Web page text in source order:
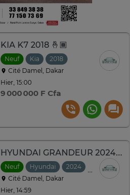
KIA K7 2018 🤞🏾
Neuf Kia
2018
Cité Damel, Dakar
Hier, 15:00
9 000 000 F Cfa
HYUNDAI GRANDEUR 2024🎉👀
Neuf Hyundai 2024
Cité Damel, Dakar
Hier, 14:59